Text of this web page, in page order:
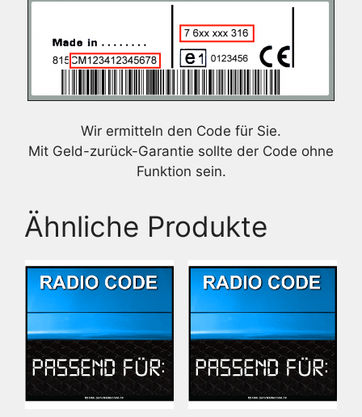
Wir ermitteln den Code für Sie.
Mit Geld-zurück-Garantie sollte der Code ohne
Funktion sein.
Ähnliche Produkte